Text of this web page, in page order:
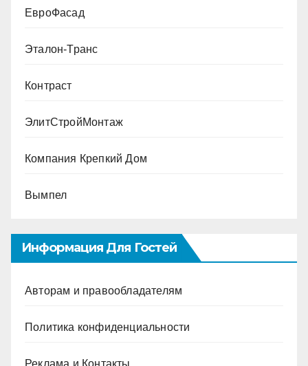
ЕвроФасад
Эталон-Транс
Контраст
ЭлитСтройМонтаж
Компания Крепкий Дом
Вымпел
Информация Для Гостей
Авторам и правообладателям
Политика конфиденциальности
Реклама и Контакты